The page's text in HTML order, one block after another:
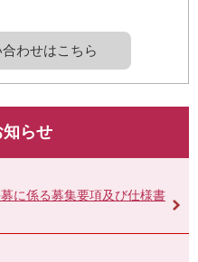
わせはこちら
らせ
に係る募集要項及び仕様書